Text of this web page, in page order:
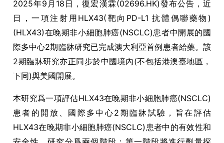
2025年9月18日，復宏漢霖(02696.HK)發布公告，近
日，一項注射用HLX43(靶向PD-L1 抗體偶聯藥物)
(HLX43)在晚期非小細胞肺癌(NSCLC)患者中開展的國
際多中心2期臨牀研究已完成澳大利亞首例患者給藥。該
2期臨牀研究亦正同步於中國境內(不包括港澳臺地區，
下同)與美國開展。
本研究爲一項評估HLX43在晚期非小細胞肺癌(NSCLC)
患者的開放、國際多中心2期臨牀試驗，旨在評估
HLX43在晚期非小細胞肺癌(NSCLC)患者中的有效性和